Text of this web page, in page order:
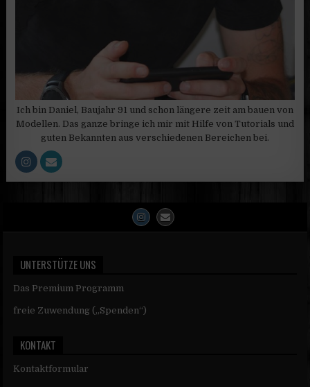
Ich bin Daniel, Baujahr 91 und schon längere zeit am bauen von
Modellen. Das ganze bringe ich mir mit Hilfe von Tutorials und
guten Bekannten aus verschiedenen Bereichen bei.
UNTERSTÜTZE UNS
Das Premium Programm
freie Zuwendung („Spenden“)
KONTAKT
Kontaktformular